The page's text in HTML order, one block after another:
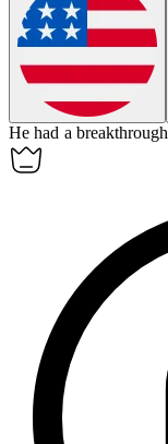
He had a breakthrough